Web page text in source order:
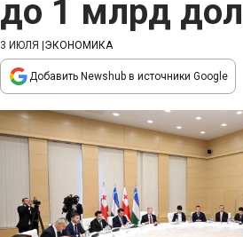
до 1 млрд
3 ИЮЛЯ ЭКОНОМИКА
Добавить Newshub в источники Google